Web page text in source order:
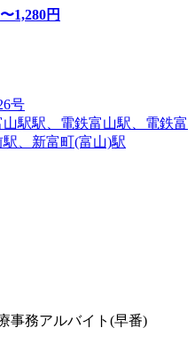
1,280円
号
駅駅、電鉄富山駅、電鉄富
、新富町(富山)駅
事務アルバイト(早番)